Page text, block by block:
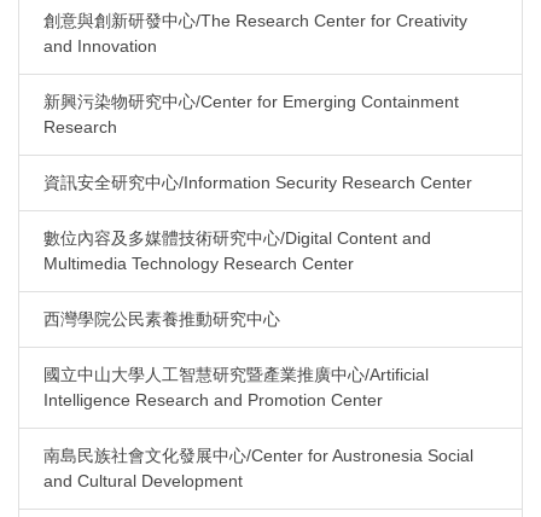
創意與創新研發中心/The Research Center for Creativity
and Innovation
新興污染物研究中心/Center for Emerging Containment
Research
資訊安全研究中心/Information Security Research Center
數位內容及多媒體技術研究中心/Digital Content and
Multimedia Technology Research Center
西灣學院公民素養推動研究中心
國立中山大學人工智慧研究暨產業推廣中心/Artificial
Intelligence Research and Promotion Center
南島民族社會文化發展中心/Center for Austronesia Social
and Cultural Development